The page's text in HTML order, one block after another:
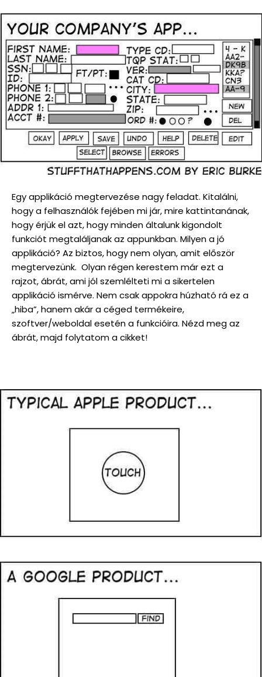
Egy applikáció megtervezése nagy feladat. Kitalálni,
hogy a felhasználók fejében mi jár, mire kattintanának,
hogy érjük el azt, hogy minden általunk kigondolt
funkciót megtaláljanak az appunkban. Milyen a jó
applikáció? Az biztos, hogy nem olyan, amit először
megtervezünk. Olyan régen kerestem már ezt a
rajzot, ábrát, ami jól szemlélteti mi a sikertelen
applikáció ismérve. Nem csak appokra húzható rá ez a
„hiba”, hanem akár a céged termékeire,
szoftver/weboldal esetén a funkcióira. Nézd meg az
ábrát, majd folytatom a cikket!